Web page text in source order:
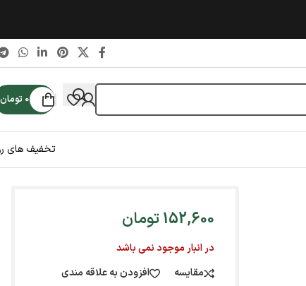
0 تومان
تخفیف های
152,600تومان
در انبار موجود نمی باشد
مقایسه
افزودن به علاقه مندی